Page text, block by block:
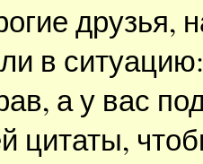
друзья,
в
а у вас
цитаты,